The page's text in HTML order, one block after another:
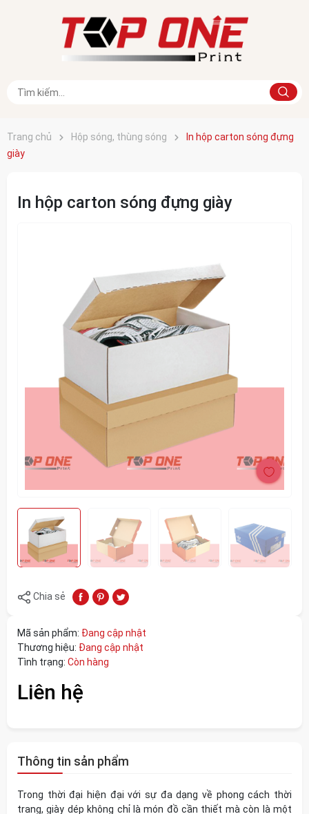
Trang chủ Hộp sóng, thùng sóng
In hộp carton sóng đựng
giày
In hộp carton sóng đựng giày
Chia sẻ
Mã sản phẩm: Đang cập nhật
Thương hiệu: Đang cập nhật
Tình trạng: Còn hàng
Liên hệ
Thông tin sản phẩm
Trong thời đại hiện đại với sự đa dạng về phong cách thời
trang, giày dép không chỉ là món đồ cần thiết mà còn là một